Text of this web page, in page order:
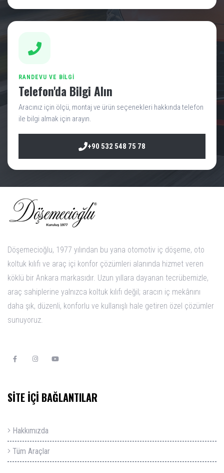
RANDEVU VE BILGI
Telefon'da Bilgi Alın
Aracınız için ölçü, montaj ve ürün seçenekleri hakkında telefon
ile bilgi almak için arayın.
+90 532 548 75 78
Döşemecioğlu, 1977 yılından bu yana otomotiv iç döşeme, oto
koltuk kılıfı ve araç içi konfor çözümleri alanında hizmet veren
köklü bir Ankara markasıdır. Uzun yıllara dayanan tecrübemizle,
araç sahiplerine yalnızca koltuk kılıfı değil; aracın iç mekânını
daha şık, düzenli, konforlu ve kullanışlı hale getiren özel çözümler
sunuyoruz.
SİTE İÇİ BAĞLANTILAR
Hakkımızda
Tüm Araçlar